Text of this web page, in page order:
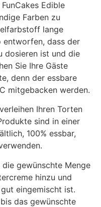
Edible
Farben zu
lange
entworfen, dass der
dosieren ist und die
Sie Ihre Gäste
denn der essbare
mitgebacken werden.
Ihren Torten
sind in einer
100% essbar,
die gewünschte Menge
hinzu und
eingemischt ist.
das gewünschte